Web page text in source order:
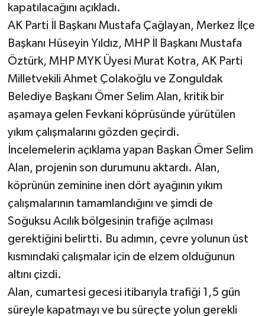
kapatılacağını açıkladı.
AK Parti İl Başkanı Mustafa Çağlayan, Merkez İlçe
Başkanı Hüseyin Yıldız, MHP İl Başkanı Mustafa
Öztürk, MHP MYK Üyesi Murat Kotra, AK Parti
Milletvekili Ahmet Çolakoğlu ve Zonguldak
Belediye Başkanı Ömer Selim Alan, kritik bir
aşamaya gelen Fevkani köprüsünde yürütülen
yıkım çalışmalarını gözden geçirdi.
İncelemelerin açıklama yapan Başkan Ömer Selim
Alan, projenin son durumunu aktardı. Alan,
köprünün zeminine inen dört ayağının yıkım
çalışmalarının tamamlandığını ve şimdi de
Soğuksu Acılık bölgesinin trafiğe açılması
gerektiğini belirtti. Bu adımın, çevre yolunun üst
kısmındaki çalışmalar için de elzem olduğunun
altını çizdi.
Alan, cumartesi gecesi itibarıyla trafiği 1,5 gün
süreyle kapatmayı ve bu süreçte yolun gerekli
GÜNDEM
İş ilanı
Kilimli
Kültür - Sanat
MAGAZİN
Resmi İlan
Röportaj
SİYASET
Spor